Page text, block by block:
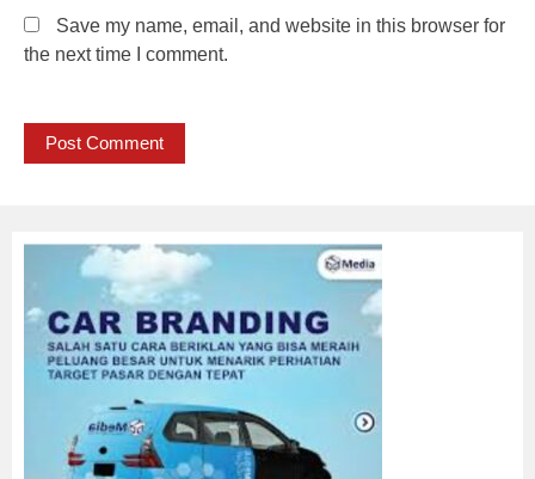
Save my name, email, and website in this browser for
the next time I comment.